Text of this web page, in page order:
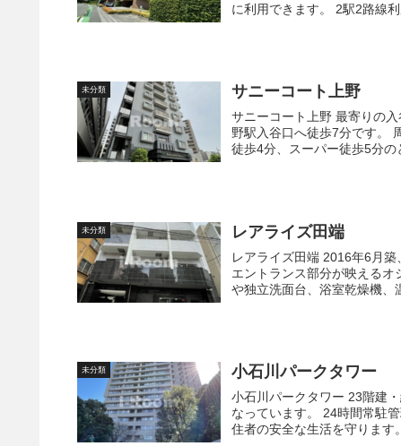
に利用できます。 2
未分類 サニーコート上野
サニーコート上野 最寄りの入谷駅のほか、JR山手線・京浜東北線が利用できるターミナルの上
野駅入谷口へ徒歩7分です。 周辺はマンションやオフィスビルがならび、コンビニエンスストア
徒歩4分、スーパー徒歩5分の
未分類 レアライズ田端
レアライズ田端 2016年6月築、地上6階建て・総戸数24戸、ホワイトのタイル貼りにブラックの
エントランス部分が映えるオシャレな
や独立洗面台、浴室乾燥機、
未分類 小石川パークタワー
小石川パークタワー 23階建・総戸数146戸の大規模な作りで、小石川エリアのランドマークに
なっています。 24時間常駐管理体制と24時間セキュリティシステムによる強固な防犯体制で居